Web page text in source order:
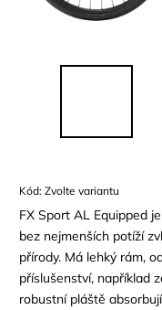
Kód: Zvolte variantu
FX Sport AL Equipped
bez nejmenších potíží
přírody. Má lehký rám,
příslušenství, například
robustní pláště